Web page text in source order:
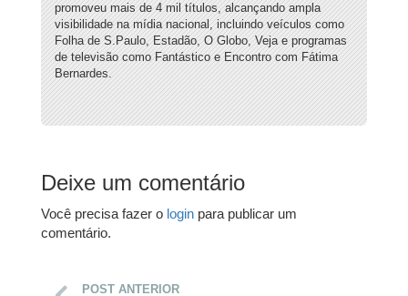
promoveu mais de 4 mil títulos, alcançando ampla
visibilidade na mídia nacional, incluindo veículos como
Folha de S.Paulo, Estadão, O Globo, Veja e programas
de televisão como Fantástico e Encontro com Fátima
Bernardes.
Deixe um comentário
Você precisa fazer o login para publicar um
comentário.
POST ANTERIOR